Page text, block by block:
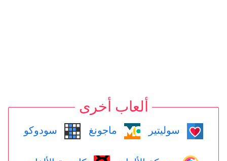
ألعاب أخرى
سوليتير ماجونغ سودوكو